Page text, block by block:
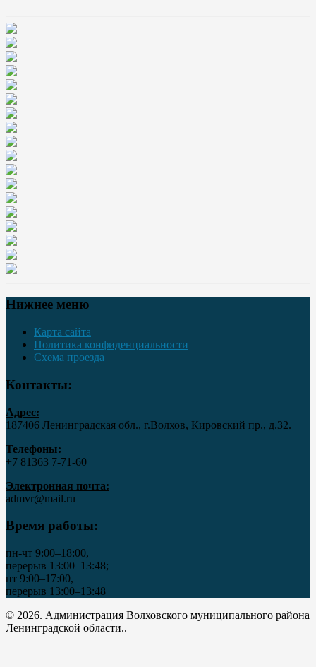
Нижнее меню
Карта сайта
Политика конфиденциальности
Схема проезда
Контакты:
Адрес:
187406 Ленинградская обл., г.Волхов, Кировский пр., д.32.
Телефоны:
+7 81363 7‑71-60
Электронная почта:
admvr@mail.ru
Время работы:
пн-чт 9:00–18:00,
перерыв 13:00–13:48;
пт 9:00–17:00,
перерыв 13:00–13:48
© 2026. Администрация Волховского муниципального района
Ленинградской области..